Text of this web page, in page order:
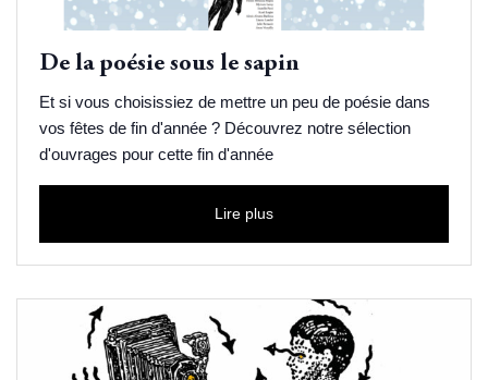
De la poésie sous le sapin
Et si vous choisissiez de mettre un peu de poésie dans
vos fêtes de fin d'année ? Découvrez notre sélection
d'ouvrages pour cette fin d'année
Lire plus